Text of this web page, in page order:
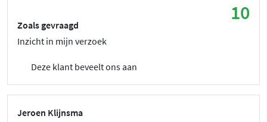
10
Zoals gevraagd
Inzicht in mijn verzoek
Deze klant beveelt ons aan
Jeroen Klijnsma